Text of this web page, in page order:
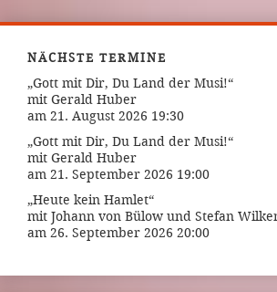
NÄCHSTE TERMINE
„Gott mit Dir, Du Land der Musi!“
mit Gerald Huber
am 21. August 2026 19:30
„Gott mit Dir, Du Land der Musi!“
mit Gerald Huber
am 21. September 2026 19:00
„Heute kein Hamlet“
mit Johann von Bülow und Stefan
am 26. September 2026 20:00